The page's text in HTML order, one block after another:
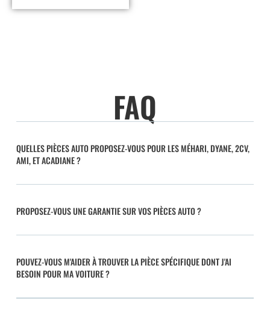
FAQ
QUELLES PIÈCES AUTO PROPOSEZ-VOUS POUR LES MÉHARI, DYANE, 2CV,
AMI, ET ACADIANE ?
PROPOSEZ-VOUS UNE GARANTIE SUR VOS PIÈCES AUTO ?
POUVEZ-VOUS M'AIDER À TROUVER LA PIÈCE SPÉCIFIQUE DONT J'AI
BESOIN POUR MA VOITURE ?